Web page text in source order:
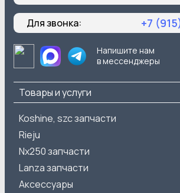
Для звонка: +7
Напишите нам
в мессенджеры
Товары и услуги
Koshine, szc запчасти
Rieju
Nx250 запчасти
Lanza запчасти
Аксессуары